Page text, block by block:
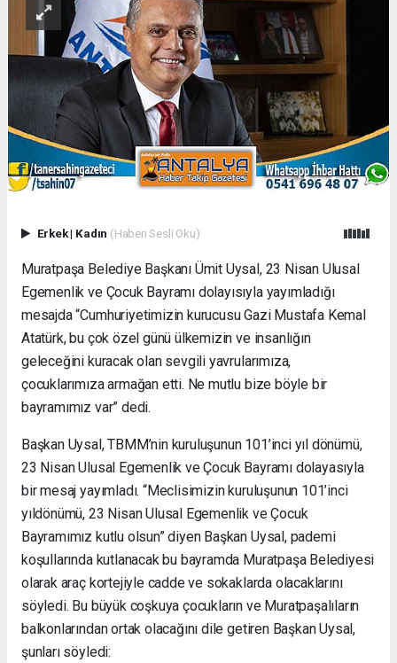
Erkek| Kadın (Haberi Sesli Oku)
Muratpaşa Belediye Başkanı Ümit Uysal, 23 Nisan Ulusal
Egemenlik ve Çocuk Bayramı dolayısıyla yayımladığı
mesajda “Cumhuriyetimizin kurucusu Gazi Mustafa Kemal
Atatürk, bu çok özel günü ülkemizin ve insanlığın
geleceğini kuracak olan sevgili yavrularımıza,
çocuklarımıza armağan etti. Ne mutlu bize böyle bir
bayramımız var” dedi.
Başkan Uysal, TBMM’nin kuruluşunun 101’inci yıl dönümü,
23 Nisan Ulusal Egemenlik ve Çocuk Bayramı dolayasıyla
bir mesaj yayımladı. “Meclisimizin kuruluşunun 101’inci
yıldönümü, 23 Nisan Ulusal Egemenlik ve Çocuk
Bayramımız kutlu olsun” diyen Başkan Uysal, pademi
koşullarında kutlanacak bu bayramda Muratpaşa Belediyesi
olarak araç kortejiyle cadde ve sokaklarda olacaklarını
söyledi. Bu büyük coşkuya çocukların ve Muratpaşalıların
balkonlarından ortak olacağını dile getiren Başkan Uysal,
şunları söyledi: